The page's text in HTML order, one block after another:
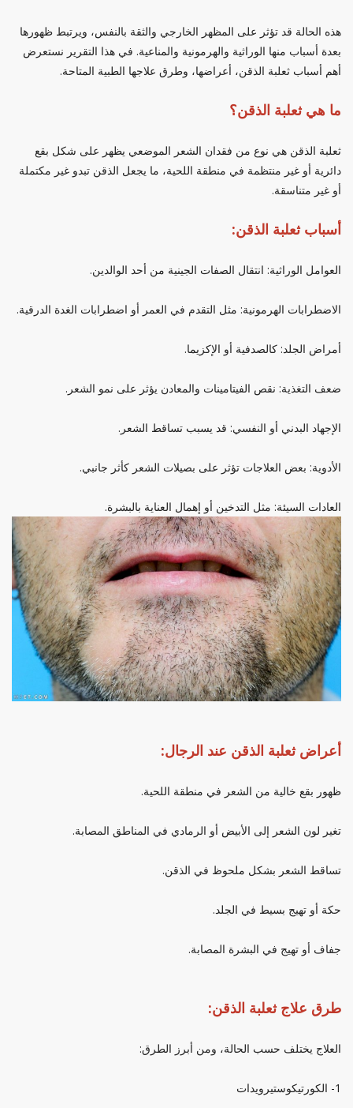
هذه الحالة قد تؤثر على المظهر الخارجي والثقة بالنفس، ويرتبط ظهورها
بعدة أسباب منها الوراثية والهرمونية والمناعية. في هذا التقرير نستعرض
أهم أسباب ثعلبة الذقن، أعراضها، وطرق علاجها الطبية المتاحة.
ما هي ثعلبة الذقن؟
ثعلبة الذقن هي نوع من فقدان الشعر الموضعي يظهر على شكل بقع
دائرية أو غير منتظمة في منطقة اللحية، ما يجعل الذقن تبدو غير مكتملة
أو غير متناسقة.
أسباب ثعلبة الذقن:
العوامل الوراثية: انتقال الصفات الجينية من أحد الوالدين.
الاضطرابات الهرمونية: مثل التقدم في العمر أو اضطرابات الغدة الدرقية.
أمراض الجلد: كالصدفية أو الإكزيما.
ضعف التغذية: نقص الفيتامينات والمعادن يؤثر على نمو الشعر.
الإجهاد البدني أو النفسي: قد يسبب تساقط الشعر.
الأدوية: بعض العلاجات تؤثر على بصيلات الشعر كأثر جانبي.
العادات السيئة: مثل التدخين أو إهمال العناية بالبشرة.
أعراض ثعلبة الذقن عند الرجال:
ظهور بقع خالية من الشعر في منطقة اللحية.
تغير لون الشعر إلى الأبيض أو الرمادي في المناطق المصابة.
تساقط الشعر بشكل ملحوظ في الذقن.
حكة أو تهيج بسيط في الجلد.
جفاف أو تهيج في البشرة المصابة.
طرق علاج ثعلبة الذقن:
العلاج يختلف حسب الحالة، ومن أبرز الطرق:
1- الكورتيكوستيرويدات